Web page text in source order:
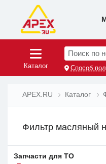
Каталог
Поиск по
Способ
APEX.RU Каталог
Фильтр масляный
Запчасти для ТО